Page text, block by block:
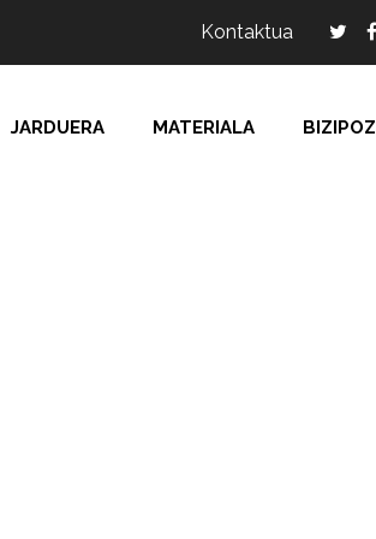
Kontaktua
JARDUERA MATERIALA